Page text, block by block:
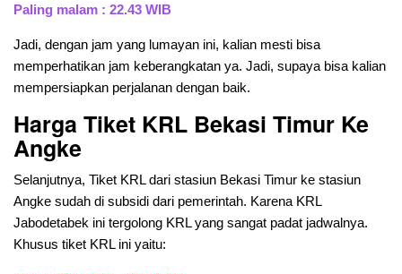
Paling malam : 22.43 WIB
Jadi, dengan jam yang lumayan ini, kalian mesti bisa
memperhatikan jam keberangkatan ya. Jadi, supaya bisa kalian
mempersiapkan perjalanan dengan baik.
Harga Tiket KRL Bekasi Timur Ke
Angke
Selanjutnya, Tiket KRL dari stasiun Bekasi Timur ke stasiun
Angke sudah di subsidi dari pemerintah. Karena KRL
Jabodetabek ini tergolong KRL yang sangat padat jadwalnya.
Khusus tiket KRL ini yaitu: